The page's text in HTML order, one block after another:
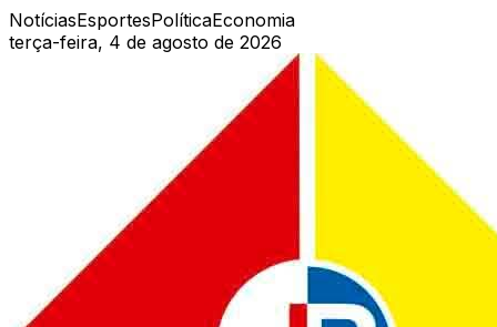
NotíciasEsportesPolíticaEconomia
terça-feira, 4 de agosto de 2026